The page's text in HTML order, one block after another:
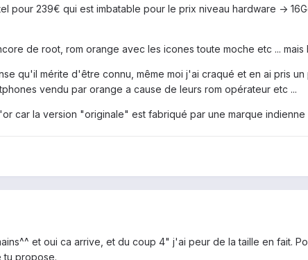
pour 239€ qui est imbatable pour le prix niveau hardware ->
de root, rom orange avec les icones toute moche etc ...
qu'il mérite d'être connu, même moi j'ai craqué et en ai pris
vendu par orange a cause de leurs rom opérateur etc ...
car la version "originale" est fabriqué par une marque
et oui ca arrive, et du coup 4" j'ai peur de la taille en fait.
tu propose.